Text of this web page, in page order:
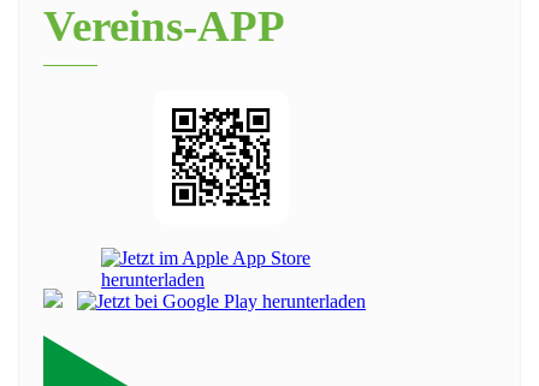
Vereins-APP